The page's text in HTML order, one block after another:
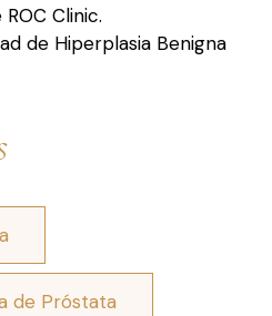
Clinic.
de Hiperplasia Benigna
de Próstata